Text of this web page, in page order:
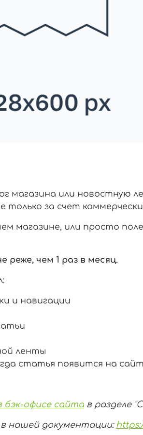
магазина или новостную
за счет
магазине, или просто
чем 1 раз в месяц.
и навигации
ленты
статья появится на
бэк-офисе сайтав разделе
нашей документации: